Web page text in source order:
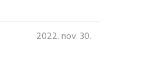
2022. nov. 30.